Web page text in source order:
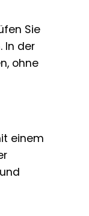
Sie
In der
ohne
einem